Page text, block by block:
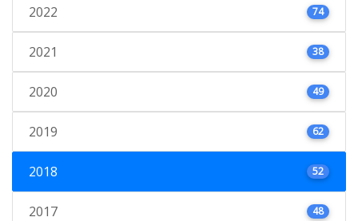
2022 74
2021 38
2020 49
2019 62
2018 52
2017 48